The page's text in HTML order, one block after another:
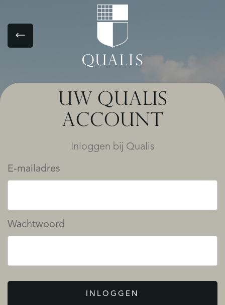
UW QUALIS
ACCOUNT
Inloggen bij Qualis
E-mailadres
Wachtwoord
INLOGGEN